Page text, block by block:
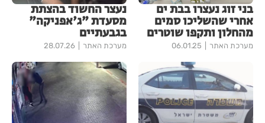
בני זוג נעצרו בבת ים
אחרי שהשליכו סמים
מהחלון ותקפו שוטרים
מערכת האתר 06.01.25
נעצר החשוד בהצתת
מסעדת "ג'אפניקה"
בגבעתיים
מערכת האתר 28.07.26